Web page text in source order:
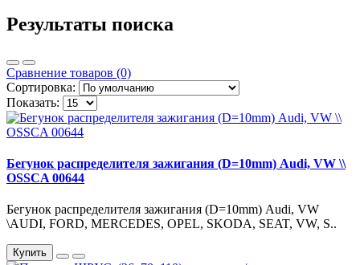
Результаты поиска
Сравнение товаров (0)
Сортировка:
Показать:
Бегунок распределителя зажигания (D=10mm) Audi, VW \\
OSSCA 00644
Бегунок распределителя зажигания (D=10mm) Audi, VW
\AUDI, FORD, MERCEDES, OPEL, SKODA, SEAT, VW, S..
Купить